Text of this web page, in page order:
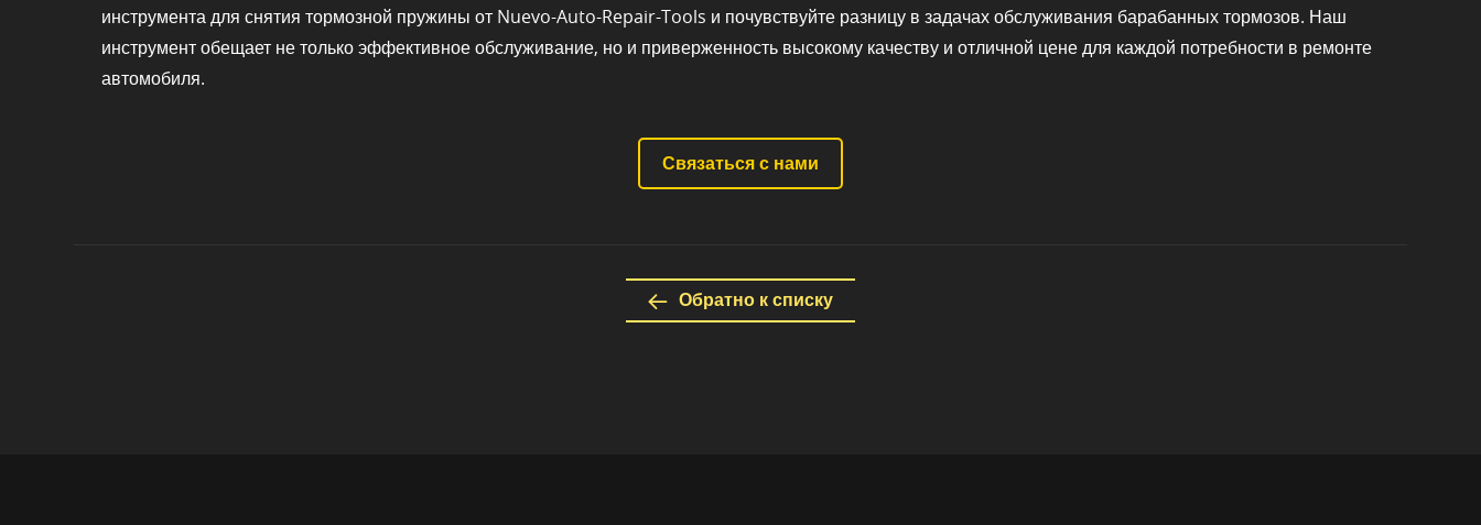
инструмента для снятия тормозной пружины от Nuevo-Auto-Repair-Tools и почувствуйте разницу в задачах обслуживания барабанных тормозов. Наш
инструмент обещает не только эффективное обслуживание, но и приверженность высокому качеству и отличной цене для каждой потребности в ремонте
автомобиля.
Связаться с нами
Обратно к списку